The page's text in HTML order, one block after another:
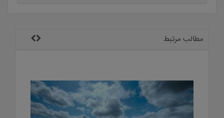
مطالب مرتبط